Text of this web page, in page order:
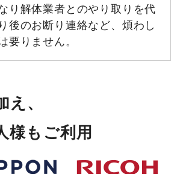
り解体業者とのやり取りを代
後のお断り連絡など、煩わし
要りません。
、
もご利用